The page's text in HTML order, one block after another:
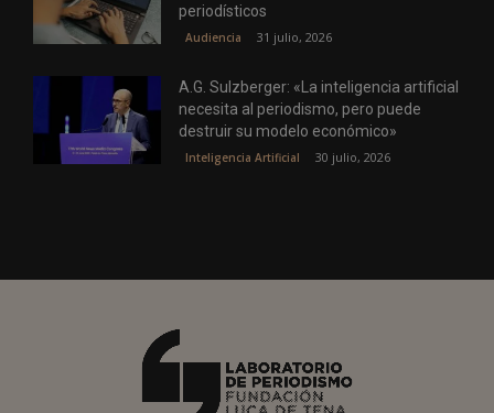
periodísticos
Audiencia 31 julio, 2026
A.G. Sulzberger: «La inteligencia artificial
necesita al periodismo, pero puede
destruir su modelo económico»
Inteligencia Artificial 30 julio, 2026